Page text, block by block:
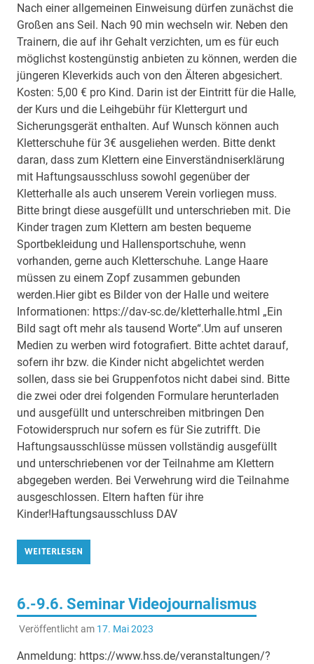
Nach einer allgemeinen Einweisung dürfen zunächst die
Großen ans Seil. Nach 90 min wechseln wir. Neben den
Trainern, die auf ihr Gehalt verzichten, um es für euch
möglichst kostengünstig anbieten zu können, werden die
jüngeren Kleverkids auch von den Älteren abgesichert.
Kosten: 5,00 € pro Kind. Darin ist der Eintritt für die Halle,
der Kurs und die Leihgebühr für Klettergurt und
Sicherungsgerät enthalten. Auf Wunsch können auch
Kletterschuhe für 3€ ausgeliehen werden. Bitte denkt
daran, dass zum Klettern eine Einverständniserklärung
mit Haftungsausschluss sowohl gegenüber der
Kletterhalle als auch unserem Verein vorliegen muss.
Bitte bringt diese ausgefüllt und unterschrieben mit. Die
Kinder tragen zum Klettern am besten bequeme
Sportbekleidung und Hallensportschuhe, wenn
vorhanden, gerne auch Kletterschuhe. Lange Haare
müssen zu einem Zopf zusammen gebunden
werden.Hier gibt es Bilder von der Halle und weitere
Informationen: https://dav-sc.de/kletterhalle.html „Ein
Bild sagt oft mehr als tausend Worte“.Um auf unseren
Medien zu werben wird fotografiert. Bitte achtet darauf,
sofern ihr bzw. die Kinder nicht abgelichtet werden
sollen, dass sie bei Gruppenfotos nicht dabei sind. Bitte
die zwei oder drei folgenden Formulare herunterladen
und ausgefüllt und unterschreiben mitbringen Den
Fotowiderspruch nur sofern es für Sie zutrifft. Die
Haftungsausschlüsse müssen vollständig ausgefüllt
und unterschriebenen vor der Teilnahme am Klettern
abgegeben werden. Bei Verwehrung wird die Teilnahme
ausgeschlossen. Eltern haften für ihre
Kinder!Haftungsausschluss DAV
WEITERLESEN
6.-9.6. Seminar Videojournalismus
Veröffentlicht am 17. Mai 2023
Anmeldung: https://www.hss.de/veranstaltungen/?